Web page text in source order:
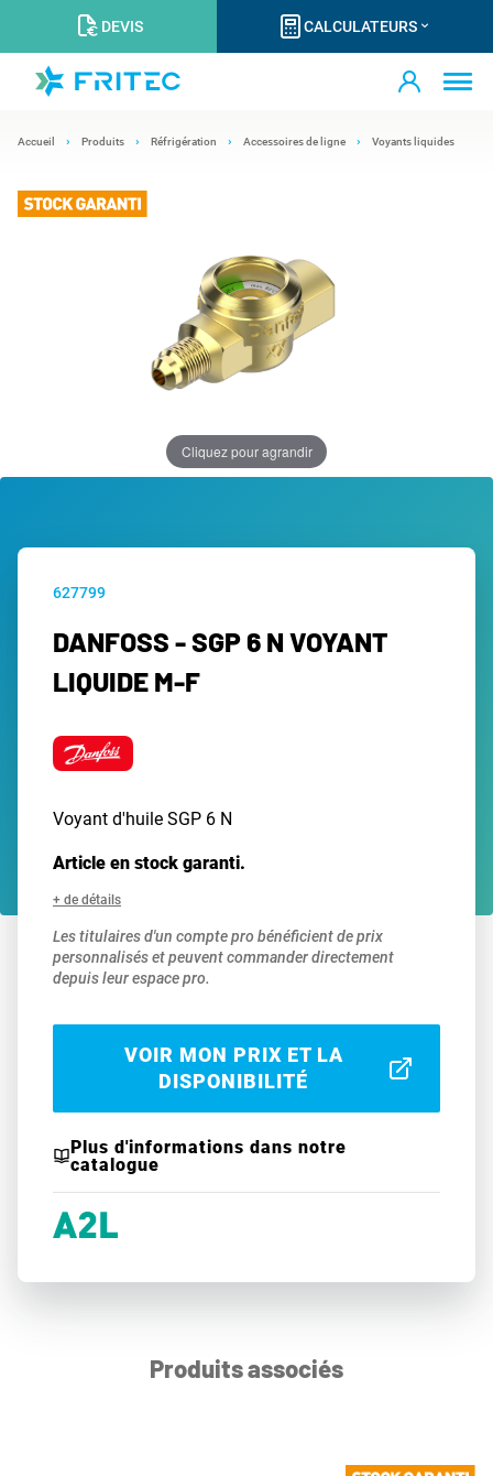
DEVIS CALCULATEURS
Accueil Produits Réfrigération Accessoires de ligne Voyants liquides
Cliquez pour agrandir
627799
DANFOSS - SGP 6 N VOYANT
LIQUIDE M-F
Voyant d'huile SGP 6 N
Article en stock garanti.
+ de détails
Les titulaires d'un compte pro bénéficient de prix
personnalisés et peuvent commander directement
depuis leur espace pro.
VOIR MON PRIX ET LA
DISPONIBILITÉ
Plus d'informations dans notre
catalogue
Produits associés